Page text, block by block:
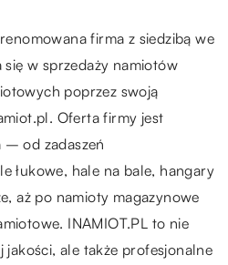
firma z siedzibą we
się w sprzedaży namiotów
poprzez swoją
Oferta firmy jest
– od zadaszeń
łukowe, hale na bale, hangary
aż po namioty magazynowe
INAMIOT.PL to nie
ale także profesjonalne